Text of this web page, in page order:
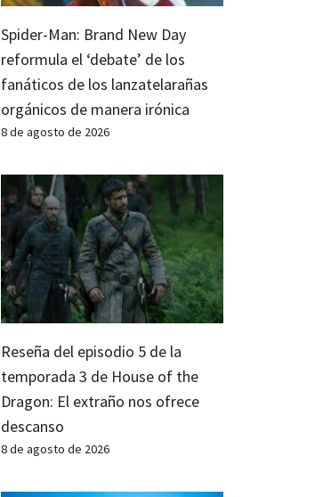
Spider-Man: Brand New Day
reformula el ‘debate’ de los
fanáticos de los lanzatelarañas
orgánicos de manera irónica
8 de agosto de 2026
Reseña del episodio 5 de la
temporada 3 de House of the
Dragon: El extraño nos ofrece
descanso
8 de agosto de 2026